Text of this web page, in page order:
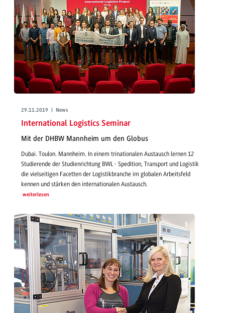
29.11.2019 | News
International Logistics Seminar
Mit der DHBW Mannheim um den Globus
Dubai. Toulon. Mannheim. In einem trinationalen Austausch lernen 12
Studierende der Studienrichtung BWL - Spedition, Transport und Logistik
die vielseitigen Facetten der Logistikbranche im globalen Arbeitsfeld
kennen und stärken den internationalen Austausch.
weiterlesen